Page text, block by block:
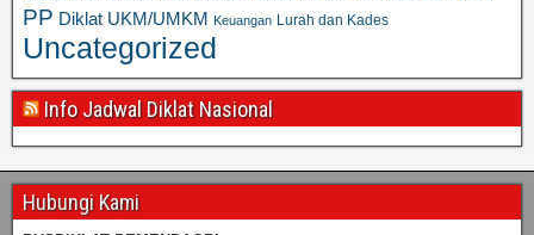
PP Diklat UKM/UMKM Keuangan Lurah dan Kades
Uncategorized
Info Jadwal Diklat Nasional
Hubungi Kami